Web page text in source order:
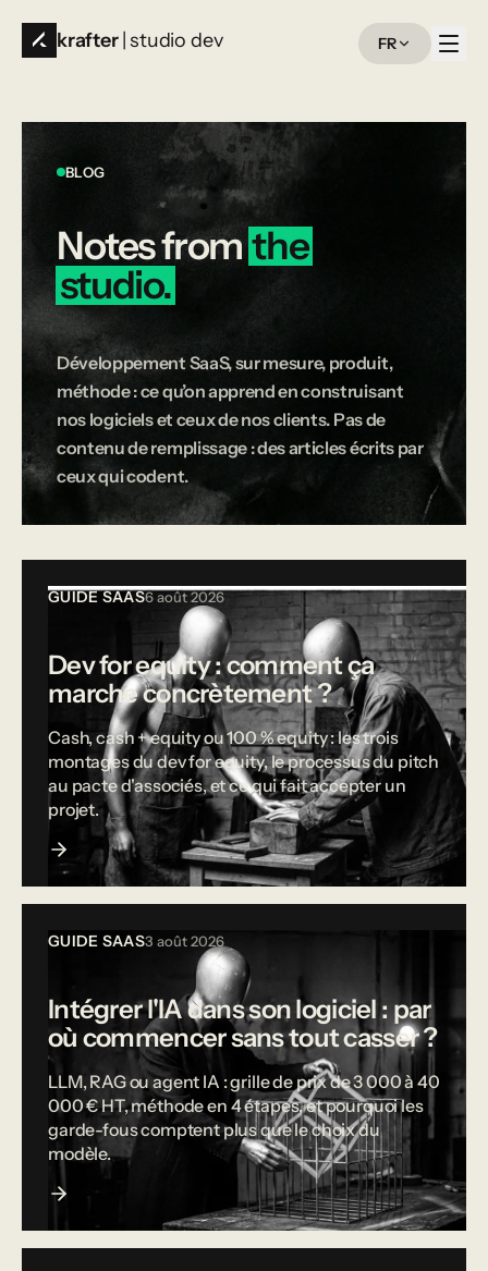
krafter | studio dev FR
BLOG
Notesfrom the
studio.
Développement SaaS, sur mesure, produit,
méthode : ce qu’on apprend en construisant
nos logiciels et ceux de nos clients. Pas de
contenu de remplissage : des articles écrits par
ceux qui codent.
GUIDE SAAS6 août 2026
Dev for equity : comment ça
marche concrètement ?
Cash, cash + equity ou 100 % equity : les trois
montages du dev for equity, le processus du pitch
au pacte d'associés, et ce qui fait accepter un
projet.
GUIDE SAAS3 août 2026
Intégrer l'IA dans son logiciel : par
où commencer sans tout casser ?
LLM, RAG ou agent IA : grille de prix de 3 000 à 40
000 € HT, méthode en 4 étapes, et pourquoi les
garde-fous comptent plus que le choix du
modèle.